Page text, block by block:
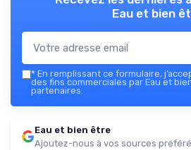
Eau et bien
* En remplissant ce formulaire,
des fins commerciales par Eau et
partenaires.
Eau et bien être
Ajoutez-nous à vos sources